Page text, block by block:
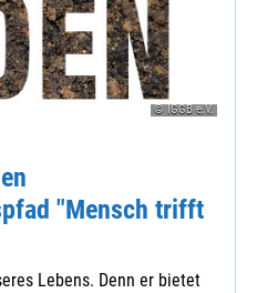
© IGGB e.V.
"Mensch trifft
Lebens. Denn er bietet